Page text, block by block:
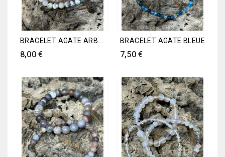
Prix
8,00 €
BRACELET AGATE BLEUE
Prix
7,50 €